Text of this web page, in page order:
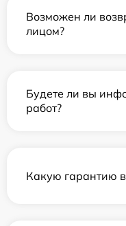
Возможен ли
лицом?
Будете ли вы
работ?
Какую гарантию